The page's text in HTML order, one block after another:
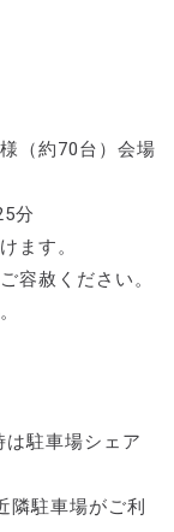
（約70台）会場
分
ます。
容赦ください。
駐車場シェア
隣駐車場がご利